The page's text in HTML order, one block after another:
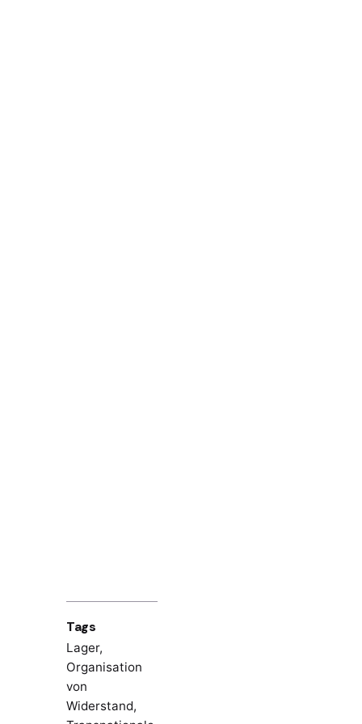
Tags
Lager,
Organisation
von
Widerstand,